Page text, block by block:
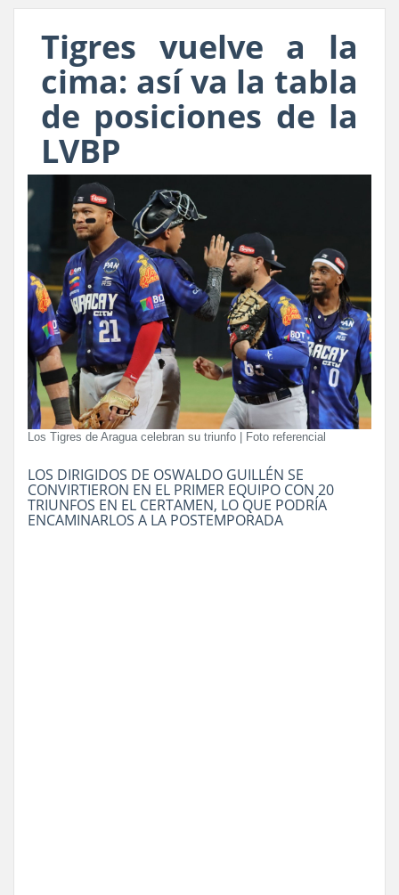
Tigres vuelve a la
cima: así va la tabla
de posiciones de la
LVBP
Los Tigres de Aragua celebran su triunfo | Foto referencial
LOS DIRIGIDOS DE OSWALDO GUILLÉN SE
CONVIRTIERON EN EL PRIMER EQUIPO CON 20
TRIUNFOS EN EL CERTAMEN, LO QUE PODRÍA
ENCAMINARLOS A LA POSTEMPORADA